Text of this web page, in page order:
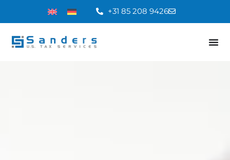
+31 85 208 9426